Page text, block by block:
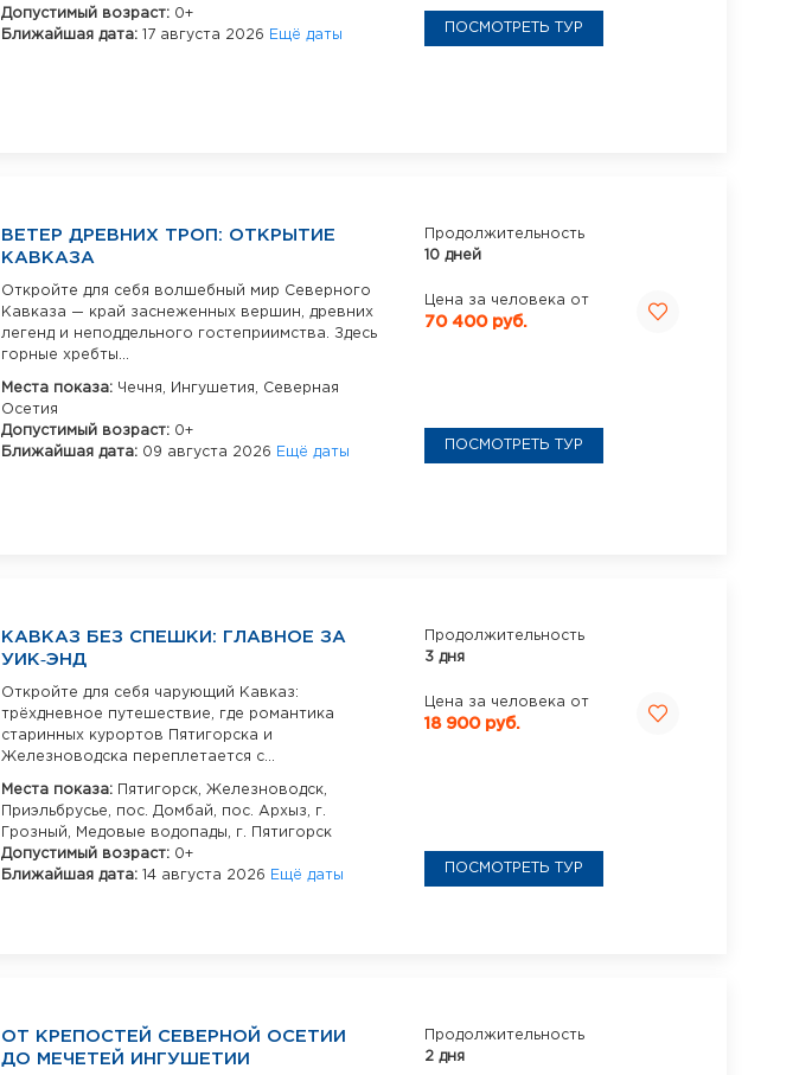
Допустимый возраст: 0+
Ближайшая дата: 17 августа 2026 Ещё даты
ПОСМОТРЕТЬ ТУР
ВЕТЕР ДРЕВНИХ ТРОП: ОТКРЫТИЕ
КАВКАЗА
Откройте для себя волшебный мир Северного
Кавказа — край заснеженных вершин, древних
легенд и неподдельного гостеприимства. Здесь
горные хребты...
Места показа: Чечня, Ингушетия, Северная
Осетия
Допустимый возраст: 0+
Ближайшая дата: 09 августа 2026 Ещё даты
Продолжительность
10 дней
Цена за человека от
70 400 руб.
ПОСМОТРЕТЬ ТУР
КАВКАЗ БЕЗ СПЕШКИ: ГЛАВНОЕ ЗА
УИК‑ЭНД
Откройте для себя чарующий Кавказ:
трёхдневное путешествие, где романтика
старинных курортов Пятигорска и
Железноводска переплетается с...
Места показа: Пятигорск, Железноводск,
Приэльбрусье, пос. Домбай, пос. Архыз, г.
Грозный,
Медовые водопады, г. Пятигорск
Допустимый возраст: 0+
Ближайшая дата: 14 августа 2026 Ещё даты
Продолжительность
3 дня
Цена за человека от
18 900 руб.
ПОСМОТРЕТЬ ТУР
ОТ КРЕПОСТЕЙ СЕВЕРНОЙ ОСЕТИИ
ДО МЕЧЕТЕЙ ИНГУШЕТИИ
Продолжительность
2 дня